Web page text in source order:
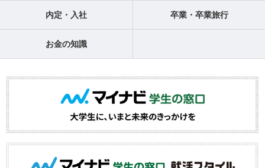
内定・入社 卒業・卒業旅行
お金の知識